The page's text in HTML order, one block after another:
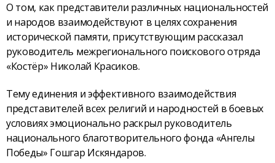
О том, как представители различных национальностей
и народов взаимодействуют в целях сохранения
исторической памяти, присутствующим рассказал
руководитель межрегионального поискового отряда
«Костёр» Николай Красиков.
Тему единения и эффективного взаимодействия
представителей всех религий и народностей в боевых
условиях эмоционально раскрыл руководитель
национального благотворительного фонда «Ангелы
Победы» Гошгар Искяндаров.